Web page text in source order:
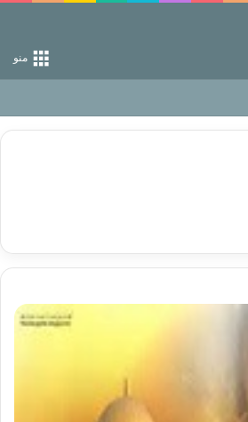
منو
دوری وکناره‌گیری از راه خداست‌!